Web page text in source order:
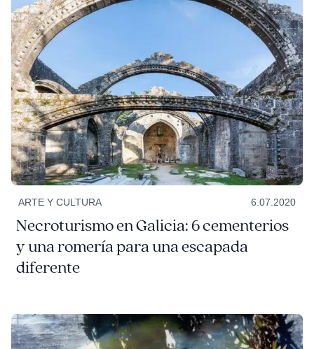
ARTE Y CULTURA 6.07.2020
Necroturismo en Galicia: 6 cementerios
y una romería para una escapada
diferente